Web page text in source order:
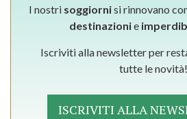
I nostri soggiornisi rinnovano
destinazionie
Iscriviti alla newsletter per
tutte le novità!
ISCRIVITI ALLA